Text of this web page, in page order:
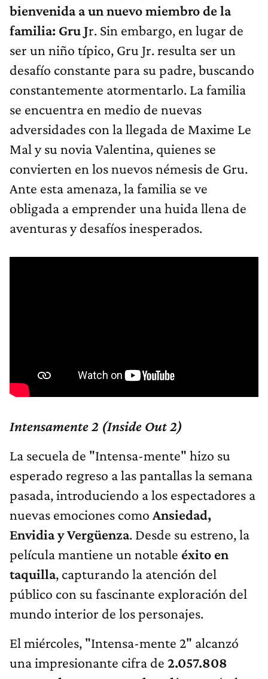
bienvenida a un nuevo miembro de la
familia: Gru Jr. Sin embargo, en lugar de
ser un niño típico, Gru Jr. resulta ser un
desafío constante para su padre, buscando
constantemente atormentarlo. La familia
se encuentra en medio de nuevas
adversidades con la llegada de Maxime Le
Mal y su novia Valentina, quienes se
convierten en los nuevos némesis de Gru.
Ante esta amenaza, la familia se ve
obligada a emprender una huida llena de
aventuras y desafíos inesperados.
Intensamente 2 (Inside Out 2)
La secuela de "Intensa-mente" hizo su
esperado regreso a las pantallas la semana
pasada, introduciendo a los espectadores a
nuevas emociones como Ansiedad,
Envidia y Vergüenza. Desde su estreno, la
película mantiene un notable éxito en
taquilla, capturando la atención del
público con su fascinante exploración del
mundo interior de los personajes.
El miércoles, "Intensa-mente 2" alcanzó
una impresionante cifra de 2.057.808